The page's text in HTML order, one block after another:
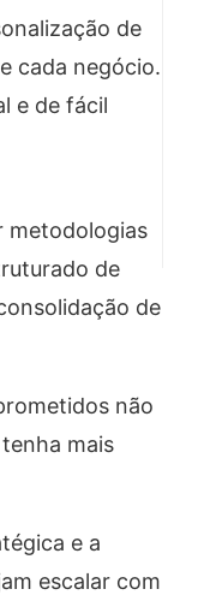
de
cada negócio.
e de fácil
metodologias
de
de
não
mais
e a
escalar com